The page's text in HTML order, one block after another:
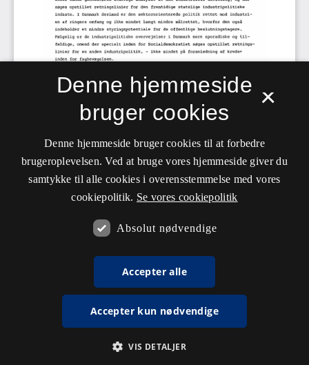
×
Denne hjemmeside
bruger cookies
Denne hjemmeside bruger cookies til at forbedre
brugeroplevelsen. Ved at bruge vores hjemmeside giver du
samtykke til alle cookies i overensstemmelse med vores
cookiepolitik. Se vores cookiepolitik
Absolut nødvendige
Accepter alle
Accepter kun nødvendige
VIS DETALJER